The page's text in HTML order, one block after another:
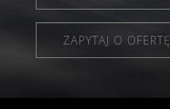
ZAPYTAJ O OFERTĘ